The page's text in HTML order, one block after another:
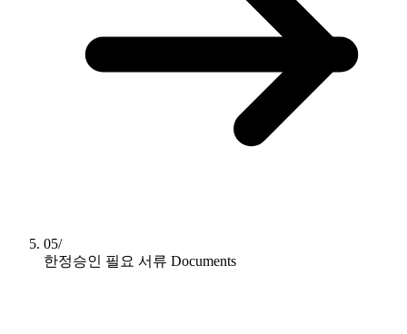
05/
한정승인 필요 서류 Documents